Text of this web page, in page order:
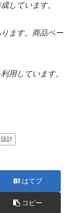
しています。
ます。商品ペー
用しています。
計
はてブ
コピー